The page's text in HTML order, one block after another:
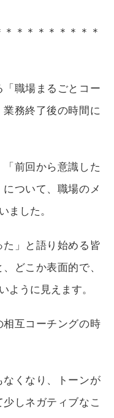
＊＊＊＊＊＊＊＊
職場まるごとコー
務終了後の時間に
前回から意識した
ついて、職場のメ
ました。
た」と語り始める皆
どこか表面的で、
ように見えます。
互コーチングの時
くなり、トーンが
しネガティブなこ